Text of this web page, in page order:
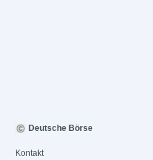
Deutsche Börse
Kontakt